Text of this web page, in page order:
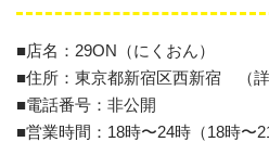
■店名：29ON（にくおん）
■住所：東京都新宿区西新宿 （詳
■電話番号：非公開
■営業時間：18時〜24時（18時〜